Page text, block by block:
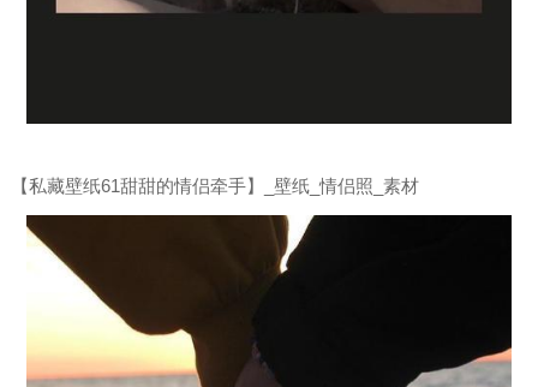
【私藏壁纸61甜甜的情侣牵手】_壁纸_情侣照_素材